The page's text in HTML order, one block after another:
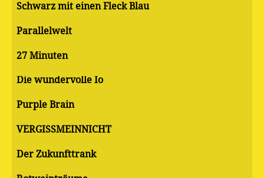
Schwarz mit einen Fleck Blau
Parallelwelt
27 Minuten
Die wundervolle Io
Purple Brain
VERGISSMEINNICHT
Der Zukunfttrank